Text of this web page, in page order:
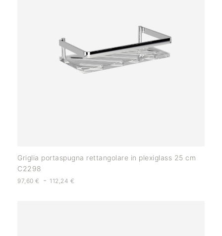
Griglia portaspugna rettangolare in plexiglass 25 cm
C2298
97,60 € - 112,24 €